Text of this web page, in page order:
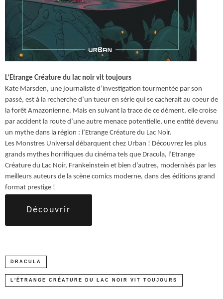
L’Etrange Créature du lac noir vit toujours
Kate Marsden, une journaliste d’investigation tourmentée par son
passé, est à la recherche d’un tueur en série qui se cacherait au coeur de
la forêt Amazonienne. Mais en suivant la trace de ce dément, elle croise
par accident la route d’une autre menace potentielle, une entité devenu
un mythe dans la région : l’Etrange Créature du Lac Noir.
Les Monstres Universal débarquent chez Urban ! Découvrez les plus
grands mythes horrifiques du cinéma tels que Dracula, l’Etrange
Créature du Lac Noir, Frankeinstein et bien d’autres, modernisés par les
meilleurs auteurs de la scène comics moderne, dans des éditions grand
format prestige !
Découvrir
DRACULA
L'ÉTRANGE CRÉATURE DU LAC NOIR VIT TOUJOURS